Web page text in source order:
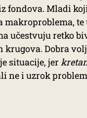
fondova. Mladi
makroproblema,
učestvuju retko
Dobra
situacije, jer
ne i uzrok